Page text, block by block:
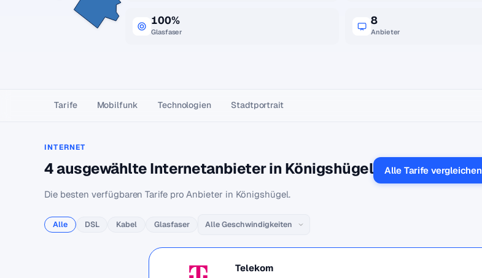
100%
Glasfaser
8
Anbieter
Tarife Mobilfunk Technologien Stadtportrait
INTERNET
4 ausgewählte Internetanbieter in Königshügel Alle Tarife vergleichen
Die besten verfügbaren Tarife pro Anbieter in Königshügel.
Alle DSL Kabel Glasfaser
Telekom